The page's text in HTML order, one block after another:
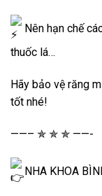
Nên hạn chế
thuốc lá…
Hãy bảo vệ răng
tốt nhé!
——– ✯ ✯ ✯ ——-
NHA KHOA